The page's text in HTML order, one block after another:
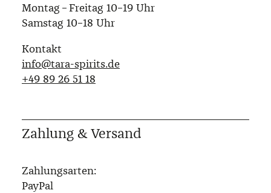
Montag – Freitag 10–19 Uhr
Samstag 10–18 Uhr
Kontakt
info@tara-spirits.de
‭+49 89 26 51 18‬
Zahlung & Versand
Zahlungsarten:
PayPal